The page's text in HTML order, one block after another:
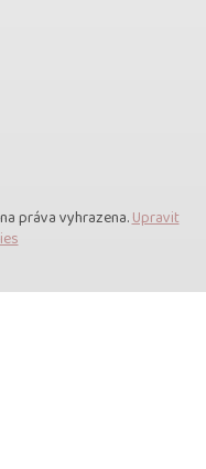
práva vyhrazena.Upravit